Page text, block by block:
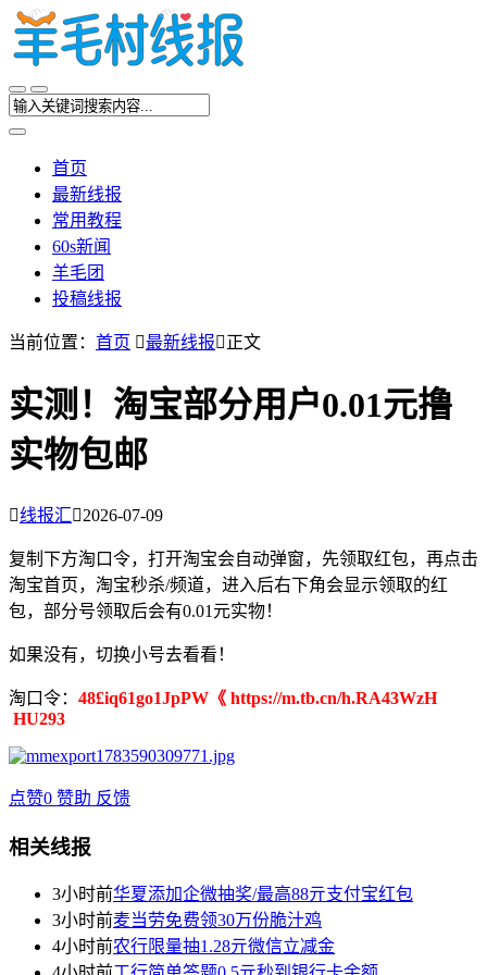
首页
最新线报
常用教程
60s新闻
羊毛团
投稿线报
当前位置： 首页 最新线报正文
实测！淘宝部分用户0.01元撸
实物包邮
线报汇2026-07-09
复制下方淘口令，打开淘宝会自动弹窗，先领取红包，再点击
淘宝首页，淘宝秒杀/频道，进入后右下角会显示领取的红
包，部分号领取后会有0.01元实物！
如果没有，切换小号去看看！
淘口令： 48£iq61go1JpPW《 https://m.tb.cn/h.RA43WzH
HU293
点赞0 赞助 反馈
相关线报
3小时前华夏添加企微抽奖/最高88亓支付宝红包
3小时前麦当劳免费领30万份脆汁鸡
4小时前农行限量抽1.28亓微信立减金